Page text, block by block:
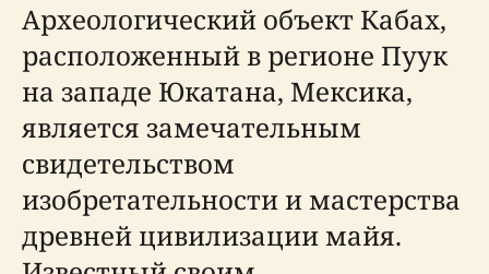
Археологический объект Кабах,
расположенный в регионе Пуук
на западе Юкатана, Мексика,
является замечательным
свидетельством
изобретательности и мастерства
древней цивилизации майя.